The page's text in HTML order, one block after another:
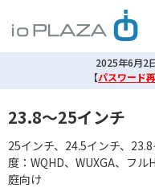
2025年6月2
【パスワード
23.8～25インチ
25インチ、24.5インチ、
度：WQHD、WUXGA、フ
庭向け